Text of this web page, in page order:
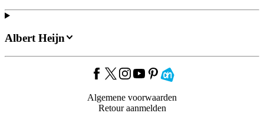
Albert Heijn
Algemene voorwaarden
Retour aanmelden